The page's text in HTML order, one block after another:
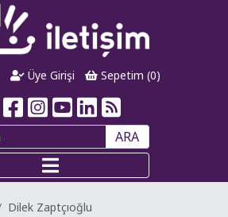
Üye Girişi Sepetim (0)
ARA
Dilek Zaptçıoğlu